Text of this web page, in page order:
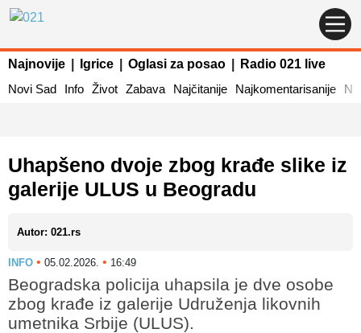
Najnovije Igrice Oglasi za posao
Radio 021 live
Novi Sad
Info Život Zabava Najčitanije Najkomentarisanije
Uhapšeno dvoje zbog krađe slike iz
galerije ULUS u Beogradu
Autor: 021.rs
INFO • 05.02.2026. • 16:49
Beogradska policija uhapsila je dve osobe
zbog krađe iz galerije Udruženja likovnih
umetnika Srbije (ULUS).